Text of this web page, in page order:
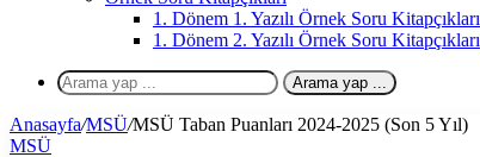
1. Dönem 1. Yazılı Örnek Soru Kitapçıkları
1. Dönem 2. Yazılı Örnek Soru Kitapçıkları
Arama yap ...
Anasayfa/MSÜ/MSÜ Taban Puanları 2024-2025 (Son 5 Yıl)
MSÜ